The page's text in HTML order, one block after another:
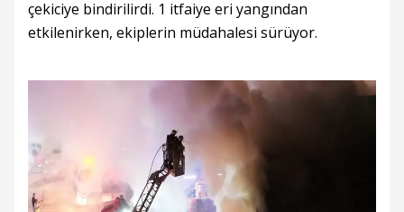
çekiciye bindirilirdi. 1 itfaiye eri yangından
etkilenirken, ekiplerin müdahalesi sürüyor.